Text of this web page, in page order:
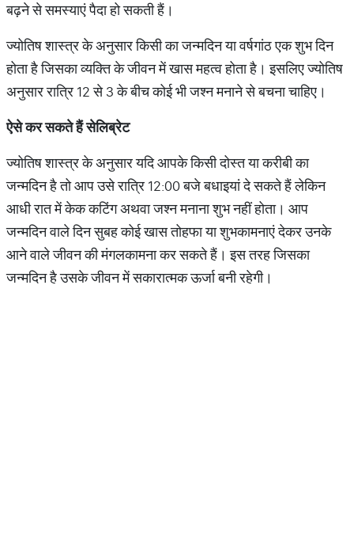
बढ़ने से समस्याएं पैदा हो सकती हैं।
ज्योतिष शास्त्र के अनुसार किसी का जन्मदिन या वर्षगांठ एक शुभ दिन
होता है जिसका व्यक्ति के जीवन में खास महत्व होता है। इसलिए ज्योतिष
अनुसार रात्रि 12 से 3 के बीच कोई भी जश्न मनाने से बचना चाहिए।
ऐसेकरसकतेहैंसेलिब्रेट
ज्योतिष शास्त्र के अनुसार यदि आपके किसी दोस्त या करीबी का
जन्मदिन है तो आप उसे रात्रि 12:00 बजे बधाइयां दे सकते हैं लेकिन
आधी रात में केक कटिंग अथवा जश्न मनाना शुभ नहीं होता। आप
जन्मदिन वाले दिन सुबह कोई खास तोहफा या शुभकामनाएं देकर उनके
आने वाले जीवन की मंगलकामना कर सकते हैं। इस तरह जिसका
जन्मदिन है उसके जीवन में सकारात्मक ऊर्जा बनी रहेगी।